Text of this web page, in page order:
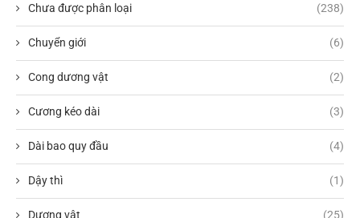
Chưa được phân loại (238)
Chuyển giới (6)
Cong dương vật (2)
Cương kéo dài (3)
Dài bao quy đầu (4)
Dậy thì (1)
Dương vật (25)